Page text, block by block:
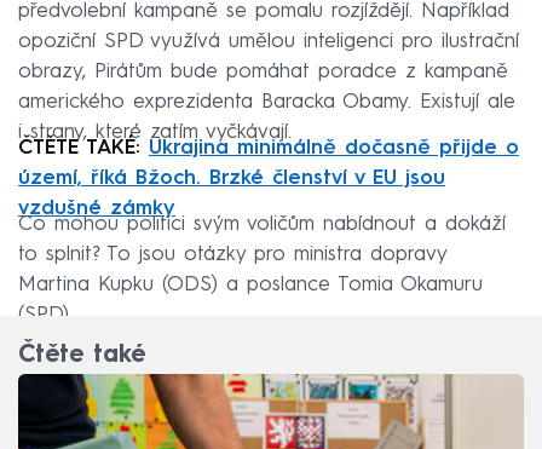
předvolební kampaně se pomalu rozjíždějí. Například
opoziční SPD využívá umělou inteligenci pro ilustrační
obrazy, Pirátům bude pomáhat poradce z kampaně
amerického exprezidenta Baracka Obamy. Existují ale
i strany, které zatím vyčkávají.
ČTĚTE TAKÉ: Ukrajina minimálně dočasně přijde o
území, říká Bžoch. Brzké členství v EU jsou
vzdušné zámky
Co mohou politici svým voličům nabídnout a dokáží
to splnit? To jsou otázky pro ministra dopravy
Martina Kupku (ODS) a poslance Tomia Okamuru
(SPD).
Čtěte také